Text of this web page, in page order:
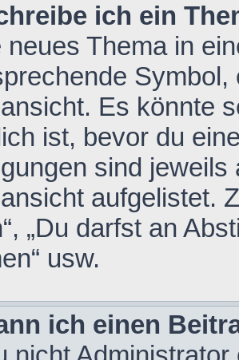
ich ein
neues Thema in
Es könnte
ist, bevor du
sind
aufgelistet.
„Du darfst an
usw.
ich einen